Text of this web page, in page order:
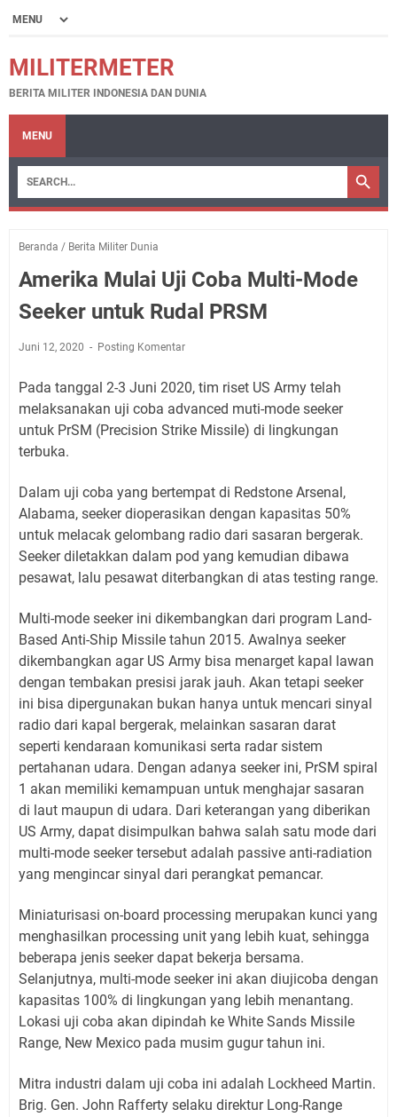
MILITERMETER
BERITA MILITER INDONESIA DAN DUNIA
MENU
Beranda / Berita Militer Dunia
Amerika Mulai Uji Coba Multi-Mode
Seeker untuk Rudal PRSM
Juni 12, 2020 Posting Komentar
Pada tanggal 2-3 Juni 2020, tim riset US Army telah
melaksanakan uji coba advanced muti-mode seeker
untuk PrSM (Precision Strike Missile) di lingkungan
terbuka.
Dalam uji coba yang bertempat di Redstone Arsenal,
Alabama, seeker dioperasikan dengan kapasitas 50%
untuk melacak gelombang radio dari sasaran bergerak.
Seeker diletakkan dalam pod yang kemudian dibawa
pesawat, lalu pesawat diterbangkan di atas testing range.
Multi-mode seeker ini dikembangkan dari program Land-
Based Anti-Ship Missile tahun 2015. Awalnya seeker
dikembangkan agar US Army bisa menarget kapal lawan
dengan tembakan presisi jarak jauh. Akan tetapi seeker
ini bisa dipergunakan bukan hanya untuk mencari sinyal
radio dari kapal bergerak, melainkan sasaran darat
seperti kendaraan komunikasi serta radar sistem
pertahanan udara. Dengan adanya seeker ini, PrSM spiral
1 akan memiliki kemampuan untuk menghajar sasaran
di laut maupun di udara. Dari keterangan yang diberikan
US Army, dapat disimpulkan bahwa salah satu mode dari
multi-mode seeker tersebut adalah passive anti-radiation
yang mengincar sinyal dari perangkat pemancar.
Miniaturisasi on-board processing merupakan kunci yang
menghasilkan processing unit yang lebih kuat, sehingga
beberapa jenis seeker dapat bekerja bersama.
Selanjutnya, multi-mode seeker ini akan diujicoba dengan
kapasitas 100% di lingkungan yang lebih menantang.
Lokasi uji coba akan dipindah ke White Sands Missile
Range, New Mexico pada musim gugur tahun ini.
Mitra industri dalam uji coba ini adalah Lockheed Martin.
Brig. Gen. John Rafferty selaku direktur Long-Range